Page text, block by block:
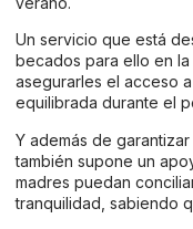
Un servicio que está
becados para ello en
asegurarles el acceso
equilibrada durante el
Y además de
también supone un
madres puedan
tranquilidad, sabiendo